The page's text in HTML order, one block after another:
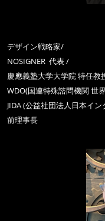
デザイン戦略家/
NOSIGNER 代表 /
慶應義塾大学大学院 特任教
WDO(国連特殊諮問機関 世
JIDA (公益社団法人日本イ
前理事長